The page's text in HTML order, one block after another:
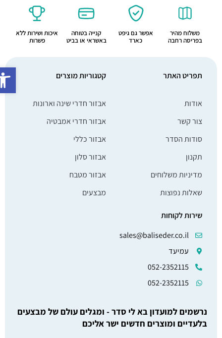
פתח
משלוח מהיר
בפריסה רחבה
אפשר גם גיפט
כארד
קנייה בטוחה
באשראי או בביט
איכות ושירות ללא
פשרות
תפריט האתר
אודות
צור קשר
סודות הסדר
תקנון
מדיניות משלוחים
שאלות נפוצות
קטגוריות מוצרים
אבזור חדרי שינה וארונות
אבזור חדרי אמבטיה
אבזור כללי
אבזור סלון
אבזור מטבח
מבצעים
שירות לקוחות
sales@baliseder.co.il
עמיעד
052-2352115
052-2352115
נרשמים למועדון בא לי סדר - ומגלים עולם של מבצעים
בלעדיים ומוצרים חדשים ישר אליכם